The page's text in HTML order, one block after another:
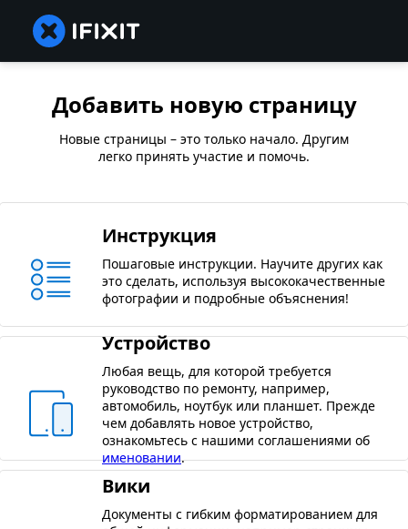
Добавить новую страницу
Новые страницы – это только начало. Другим
легко принять участие и помочь.
Инструкция
Пошаговые инструкции. Научите других как
это сделать, используя высококачественные
фотографии и подробные объяснения!
Устройство
Любая вещь, для которой требуется
руководство по ремонту, например,
автомобиль, ноутбук или планшет. Прежде
чем добавлять новое устройство,
ознакомьтесь с нашими соглашениями об
именовании.
Вики
Документы с гибким форматированием для